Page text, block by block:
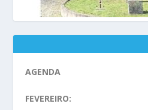
AGENDA
FEVEREIRO: